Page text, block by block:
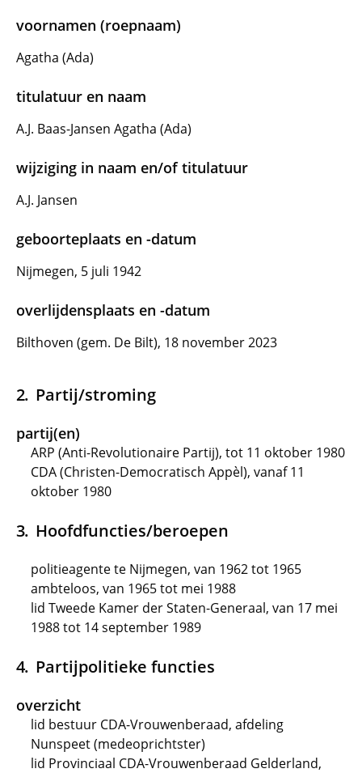
voornamen (roepnaam)
Agatha (Ada)
titulatuur en naam
A.J. Baas-Jansen Agatha (Ada)
wijziging in naam en/of titulatuur
A.J. Jansen
geboorteplaats en -datum
Nijmegen, 5 juli 1942
overlijdensplaats en -datum
Bilthoven (gem. De Bilt), 18 november 2023
Partij/stroming
partij(en)
ARP (Anti-Revolutionaire Partij), tot 11 oktober 1980
CDA (Christen-Democratisch Appèl), vanaf 11
oktober 1980
Hoofdfuncties/beroepen
politieagente te Nijmegen, van 1962 tot 1965
ambteloos, van 1965 tot mei 1988
lid Tweede Kamer der Staten-Generaal, van 17 mei
1988 tot 14 september 1989
Partijpolitieke functies
overzicht
lid bestuur CDA-Vrouwenberaad, afdeling
Nunspeet (medeoprichtster)
lid Provinciaal CDA-Vrouwenberaad Gelderland,